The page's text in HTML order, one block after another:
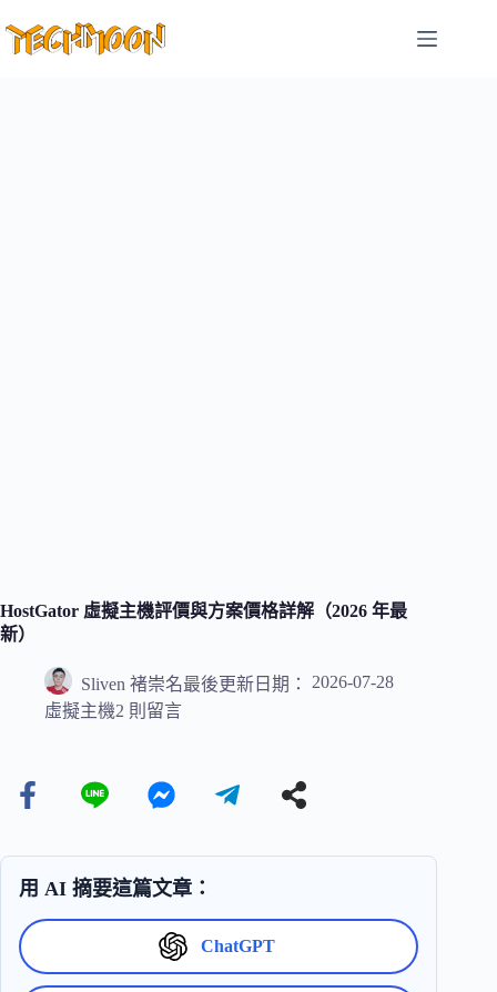
至
HostGator 虛擬主機評價與方案價格詳解（2026 年最
新）
Sliven 褚崇名最後更新日期：
2026-07-28
虛擬主機2 則留言
用 AI 摘要這篇文章：
ChatGPT